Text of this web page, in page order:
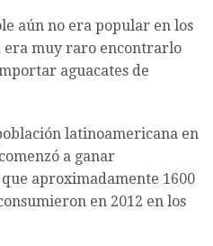
aún no era popular en los
era muy raro encontrarlo
aguacates de
latinoamericana en
a ganar
aproximadamente 1600
en 2012 en los